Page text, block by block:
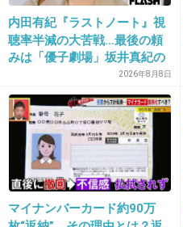
主さんの赤ちゃんも無
うに！！
25. 匿名2016/01/24(日) 13:00:22
22
体質です。現実の知り
内田有紀『ラストノート』視
聴率半減の大苦戦…最後の頼
みは「優子劇場」坂井真紀の
“猟奇的演技” が救いの神にな
るか
2026年8月8日
マイナンバーカード約90万